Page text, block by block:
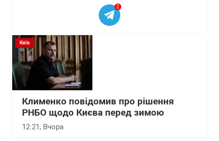
2
Київ
Клименко повідомив про рішення
РНБО щодо Києва перед зимою
12:21, Вчора